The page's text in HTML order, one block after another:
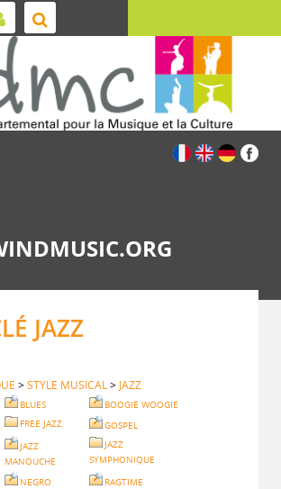
JAZZ
>STYLE MUSICAL> JAZZ
BLUES
BOOGIE WOOGIE
FREE JAZZ
GOSPEL
JAZZ
MANOUCHE
JAZZ
SYMPHONIQUE
NEGRO
RAGTIME